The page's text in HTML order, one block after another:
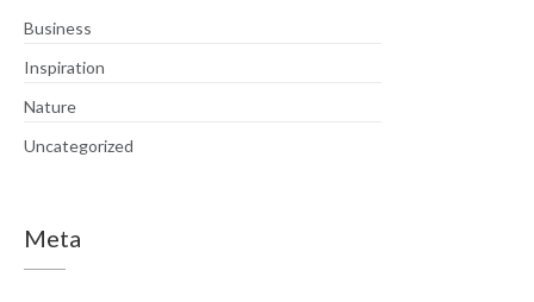
Business
Inspiration
Nature
Uncategorized
Meta